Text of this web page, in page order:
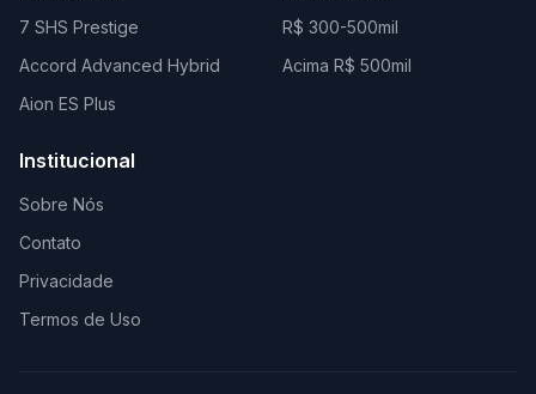
7 SHS Prestige
Accord Advanced Hybrid
Aion ES Plus
R$ 300-500mil
Acima R$ 500mil
Institucional
Sobre Nós
Contato
Privacidade
Termos de Uso